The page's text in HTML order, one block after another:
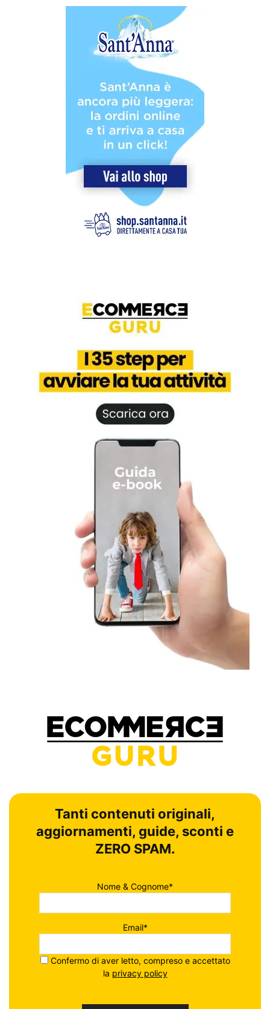
Tanti contenuti originali,
aggiornamenti, guide, sconti e
ZERO SPAM.
Nome & Cognome*
Email*
Confermo di aver letto, compreso e accettato
la privacy policy